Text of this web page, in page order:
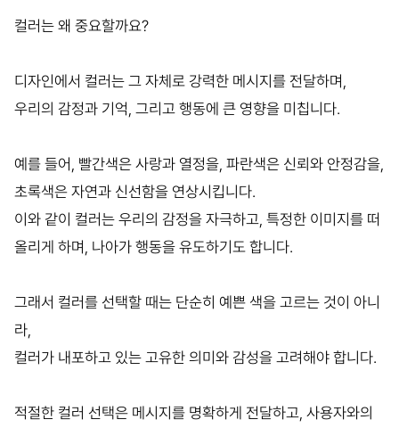
컬러는 왜 중요할까요?
디자인에서 컬러는 그 자체로 강력한 메시지를 전달하며,
우리의 감정과 기억, 그리고 행동에 큰 영향을 미칩니다.
예를 들어, 빨간색은 사랑과 열정을, 파란색은 신뢰와 안정감을,
초록색은 자연과 신선함을 연상시킵니다.
이와 같이 컬러는 우리의 감정을 자극하고, 특정한 이미지를 떠
올리게 하며, 나아가 행동을 유도하기도 합니다.
그래서 컬러를 선택할 때는 단순히 예쁜 색을 고르는 것이 아니
라,
컬러가 내포하고 있는 고유한 의미와 감성을 고려해야 합니다.
적절한 컬러 선택은 메시지를 명확하게 전달하고, 사용자와의